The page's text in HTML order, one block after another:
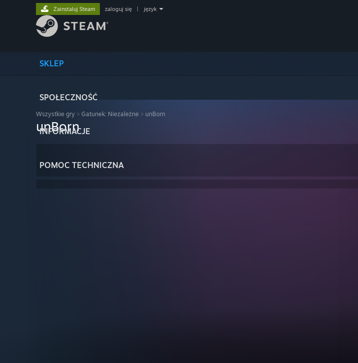
SKLEP
SPOŁECZNOŚĆ
INFORMACJE
POMOC TECHNICZNA
Zainstaluj Steam zaloguj się język
Wszystkie gry > Gatunek: Niezależne > unBorn
unBorn